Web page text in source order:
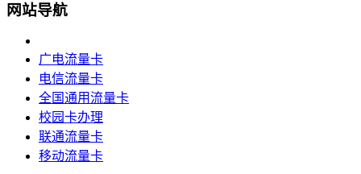
网站导航
广电流量卡
电信流量卡
全国通用流量卡
校园卡办理
联通流量卡
移动流量卡